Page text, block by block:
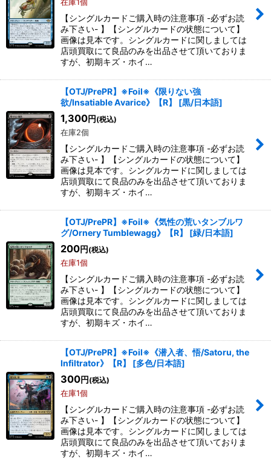
【シングルカードご購入時の注意事項 -必ずお読
み下さい- 】【シングルカードの状態について】
画像は見本です。シングルカードに関しましては
店頭買取にて良品のみを出品させて頂いておりま
すが、初期キズ・ホイ…
【OTJ/PrePR】※Foil※《限りない強
欲/Insatiable Avarice》【R】
[黒/日本語]
1,300円 (税込)
在庫2個
【シングルカードご購入時の注意事項 -必ずお読
み下さい- 】【シングルカードの状態について】
画像は見本です。シングルカードに関しましては
店頭買取にて良品のみを出品させて頂いておりま
すが、初期キズ・ホイ…
【OTJ/PrePR】※Foil※《気性の荒いタンブルワ
グ/Ornery Tumblewagg》【R】
[緑/日本語]
200円 (税込)
在庫1個
【シングルカードご購入時の注意事項 -必ずお読
み下さい- 】【シングルカードの状態について】
画像は見本です。シングルカードに関しましては
店頭買取にて良品のみを出品させて頂いておりま
すが、初期キズ・ホイ…
【OTJ/PrePR】※Foil※《潜入者、悟/Satoru, the
Infiltrator》【R】
[多色/日本語]
300円 (税込)
在庫1個
【シングルカードご購入時の注意事項 -必ずお読
み下さい- 】【シングルカードの状態について】
画像は見本です。シングルカードに関しましては
店頭買取にて良品のみを出品させて頂いておりま
すが、初期キズ・ホイ…